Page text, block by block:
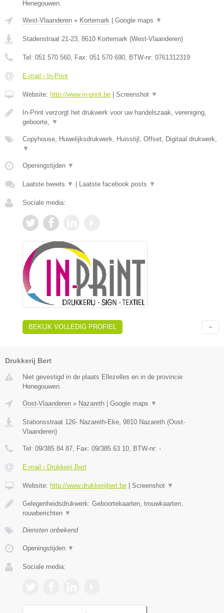
Henegouwen.
West-Vlaanderen » Kortemark | Google maps ▼
Stadenstraat 21-23 8610 Kortemark (West-Vlaanderen)
Tel: 051 570 560 , Fax: 051 570 690 , BTW-nr: 0761312319
E-mail › In-Print
Website: http://www.in-print.be | Screenshot ▼
In-Print verzorgt het drukwerk voor uw handelszaak, vereniging,
geboorte,
▼
Copyhouse, Huwelijksdrukwerk, Huisstijl, Offset, Digitaal drukwerk,
▼
Openingstijden ▼
Laatste tweets ▼ | Laatste facebook posts ▼
Sociale media:
BEKIJK VOLLEDIG PROFIEL
Drukkerij Bert
Niet gevestigd in de plaats Ellezelles en in de provincie
Henegouwen.
Oost-Vlaanderen » Nazareth | Google maps ▼
Stationsstraat 126- Nazareth-Eke 9810 Nazareth (Oost-
Vlaanderen)
Tel: 09/385 84 87 , Fax: 09/385 63 10 , BTW-nr: -
E-mail › Drukkerij Bert
Website: http://www.drukkerijbert.be | Screenshot ▼
Gelegenheidsdrukwerk: Geboortekaarten, trouwkaarten,
rouwberichten ▼
Diensten onbekend
Openingstijden ▼
Sociale media: